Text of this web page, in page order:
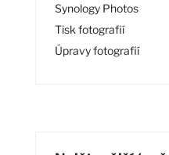
Synology Photos
Tisk fotografií
Úpravy fotografií